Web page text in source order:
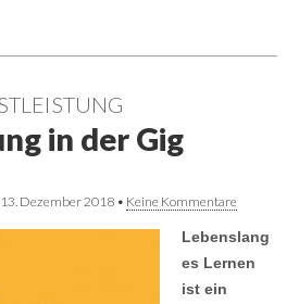
in der Gig
13. Dezember 2018 • Keine Kommentare
Lebenslang
es Lernen
ist ein